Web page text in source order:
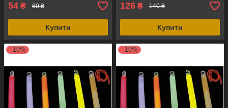
54 ₴ 60 ₴
Купити
126 ₴ 140 ₴
Купити
–10% –10%